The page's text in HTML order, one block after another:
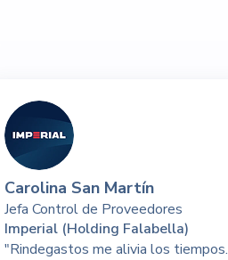
Carolina San Martín
Jefa Control de Proveedores
Imperial (Holding Falabella)
"Rindegastos me alivia los tiempos.